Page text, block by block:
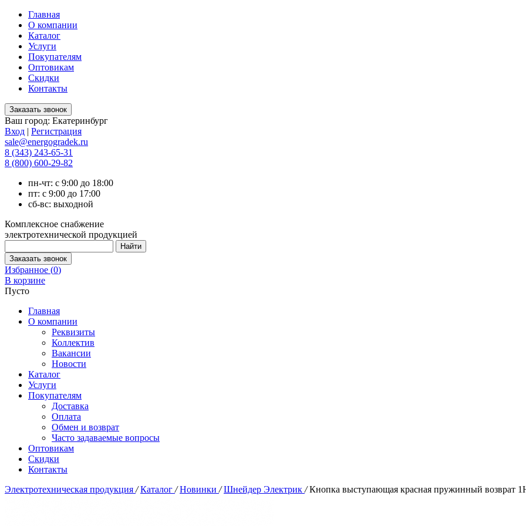
Главная
О компании
Каталог
Услуги
Покупателям
Оптовикам
Скидки
Контакты
Ваш город: Екатеринбург
Вход | Регистрация
sale@energogradek.ru
8 (343) 243-65-31
8 (800) 600-29-82
пн-чт: с 9:00 до 18:00
пт: с 9:00 до 17:00
сб-вс: выходной
Комплексное снабжение
электротехнической продукцией
Избранное (0)
В корзине
Пусто
Главная
О компании
Реквизиты
Коллектив
Вакансии
Новости
Каталог
Услуги
Покупателям
Доставка
Оплата
Обмен и возврат
Часто задаваемые вопросы
Оптовикам
Скидки
Контакты
Электротехническая продукция / Каталог / Новинки / Шнейдер Электрик / Кнопка выступающая красная пружинный возврат